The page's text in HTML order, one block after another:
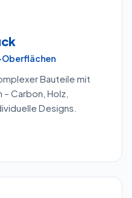
Oberflächen
Bauteile mit
Carbon, Holz,
Designs.